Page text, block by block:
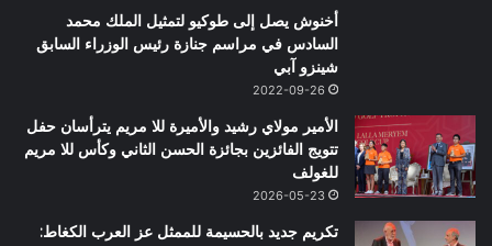
أخنوش يصل إلى طوكيو لتمثيل الملك محمد
السادس في مراسم جنازة رئيس الوزراء السابق
شينزو آبي
2022-09-26
الأمير مولاي رشيد والأميرة للا مريم يترأسان حفل
تتويج الفائزين بجائزة الحسن الثاني وكأس للا مريم
للغولف
2026-05-23
تكريم جديد بالحسيمة للممثل عز العرب الكغاط: